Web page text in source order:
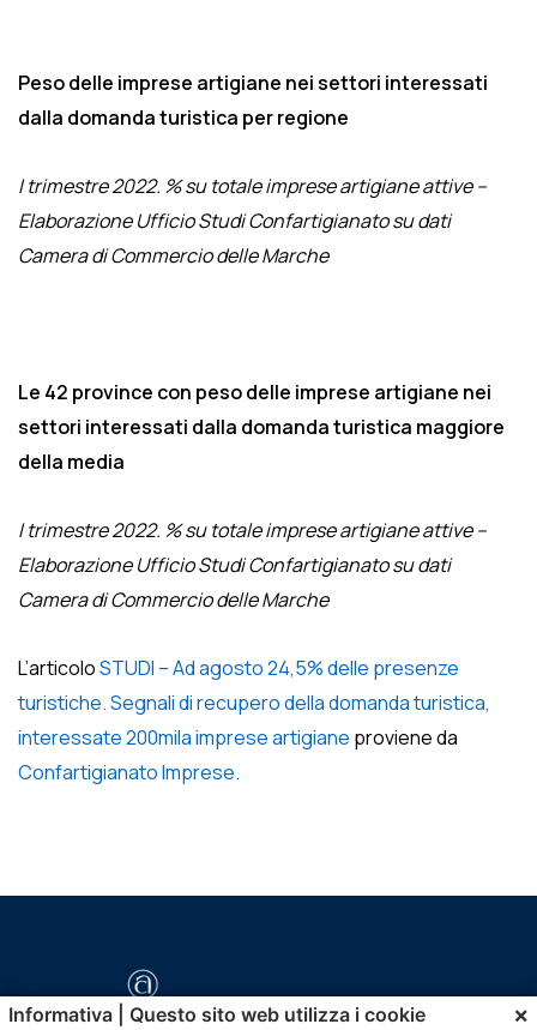
Peso delle imprese artigiane nei settori interessati
dalla domanda turistica per regione
I trimestre 2022. % su totale imprese artigiane attive –
Elaborazione Ufficio Studi Confartigianato su dati
Camera di Commercio delle Marche
Le 42 province con peso delle imprese artigiane nei
settori interessati dalla domanda turistica maggiore
della media
I trimestre 2022. % su totale imprese artigiane attive –
Elaborazione Ufficio Studi Confartigianato su dati
Camera di Commercio delle Marche
L’articoloSTUDI – Ad agosto 24,5% delle presenze
turistiche. Segnali di recupero della domanda turistica,
interessate 200mila imprese artigiane proviene da
Confartigianato Imprese.
Informativa | Questo sito web utilizza i cookie ×